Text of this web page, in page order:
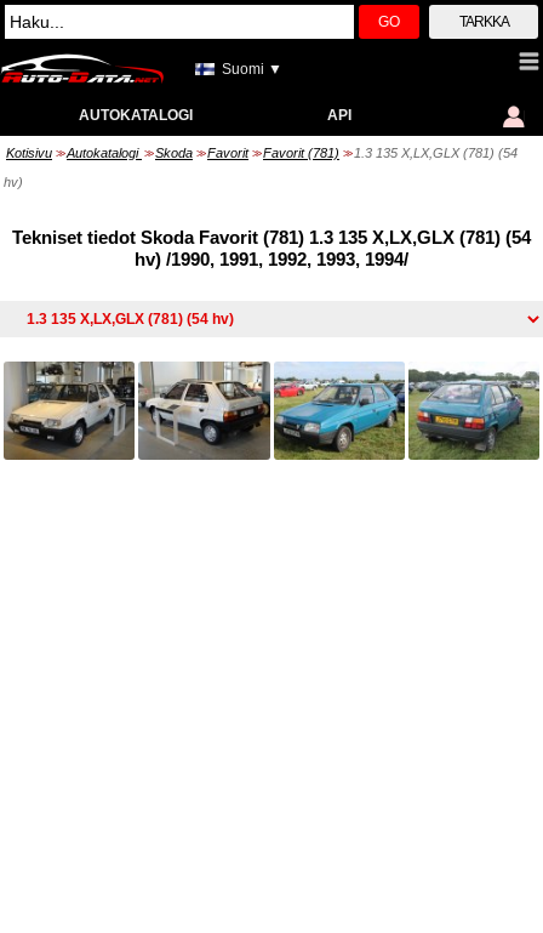
GO TARKKA
Suomi ▼
AUTOKATALOGI API
Kotisivu >> Autokatalogi >> Skoda >> Favorit >> Favorit (781) >> 1.3 135 X,LX,GLX (781) (54
hv)
Tekniset tiedot Skoda Favorit (781) 1.3 135 X,LX,GLX (781) (54
hv) /1990, 1991, 1992, 1993, 1994/